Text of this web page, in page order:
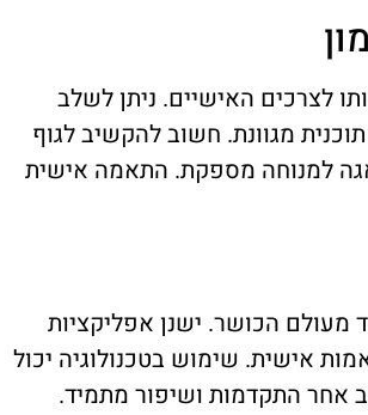
לצרכים האישיים. ניתן לשלב
מגוונת. חשוב להקשיב לגוף
למנוחה מספקת. התאמה אישית
מעולם הכושר. ישנן אפליקציות
אישית. שימוש בטכנולוגיה יכול
אחר התקדמות ושיפור מתמיד.